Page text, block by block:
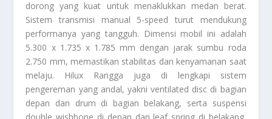
dorong yang kuat untuk menaklukkan medan berat.
Sistem transmisi manual 5-speed turut mendukung
performanya yang tangguh. Dimensi mobil ini adalah
5.300 x 1.735 x 1.785 mm dengan jarak sumbu roda
2.750 mm, memastikan stabilitas dan kenyamanan saat
melaju. Hilux Rangga juga di lengkapi sistem
pengereman yang andal, yakni ventilated disc di bagian
depan dan drum di bagian belakang, serta suspensi